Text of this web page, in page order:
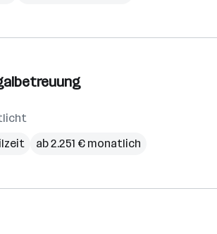
ab 2.251 € monatlich